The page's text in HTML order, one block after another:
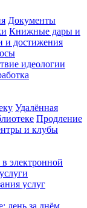
Документы
Книжные дары и
и достижения
идеологии
Удалённая
Продление
и клубы
электронной
услуг
день за днём